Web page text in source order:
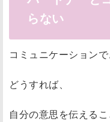
らない
コミュニケーション
どうすれば、
自分の意思を伝える